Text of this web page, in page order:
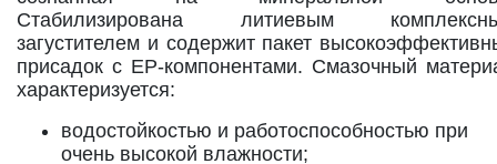
Стабилизирована литиевым
загустителем и содержит пакет
присадок с EP-компонентами. Смазочный
характеризуется:
водостойкостью и работоспособностью при
очень высокой влажности;